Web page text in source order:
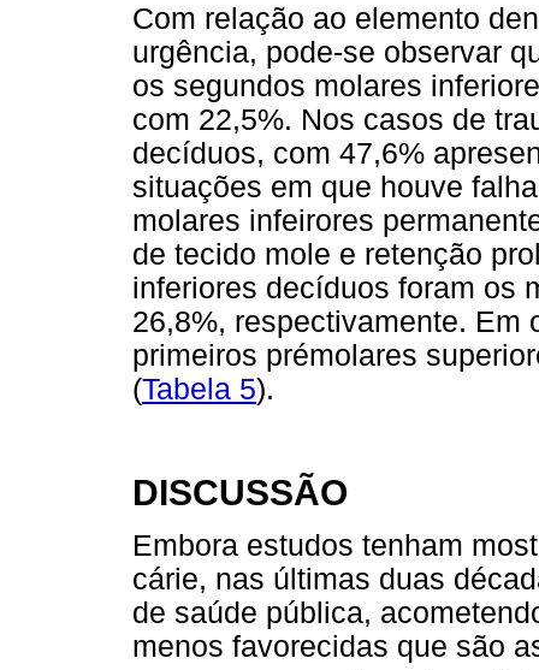
Com relação ao elemento
urgência, pode-se observar
os segundos molares
com 22,5%. Nos casos de
decíduos, com 47,6%
situações em que houve
molares infeirores
de tecido mole e retenção
inferiores decíduos foram os
26,8%, respectivamente. Em
primeiros prémolares
(Tabela 5).
DISCUSSÃO
Embora estudos tenham
cárie, nas últimas duas
de saúde pública,
menos favorecidas que são